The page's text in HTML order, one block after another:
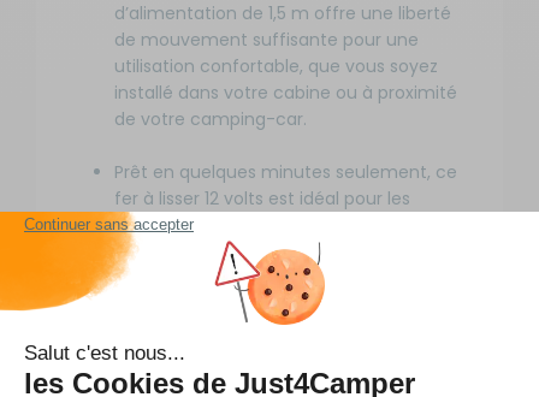
d’alimentation de 1,5 m offre une liberté
de mouvement suffisante pour une
utilisation confortable, que vous soyez
installé dans votre cabine ou à proximité
de votre camping-car.
Prêt en quelques minutes seulement, ce
fer à lisser 12 volts est idéal pour les
matins pressés ou les étapes improvisées,
où chaque minute compte. Sa
conception nomade et sa compatibilité
universelle avec les prises allume-cigare
12 V en font un accessoire indispensable
pour les voyageurs soucieux de leur
apparence, sans sacrifier la praticité ou